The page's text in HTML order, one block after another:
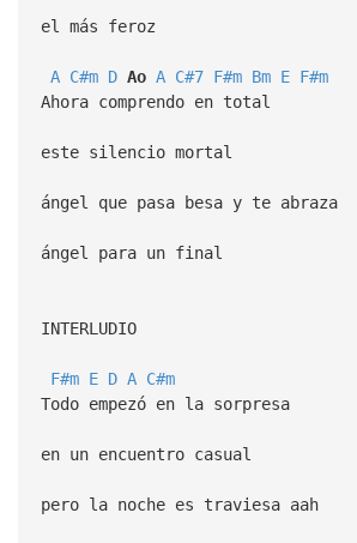
el más feroz
A C#m D Ao A C#7 F#m Bm E F#m
Ahora comprendo en total
este silencio mortal
ángel que pasa besa y te abraza
ángel para un final
INTERLUDIO
F#m E D A C#m
Todo empezó en la sorpresa
en un encuentro casual
pero la noche es traviesa aah